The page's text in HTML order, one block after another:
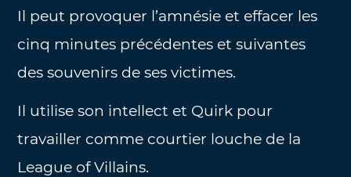
Il peut provoquer l’amnésie et effacer les
cinq minutes précédentes et suivantes
des souvenirs de ses victimes.
Il utilise son intellect et Quirk pour
travailler comme courtier louche de la
League of Villains.